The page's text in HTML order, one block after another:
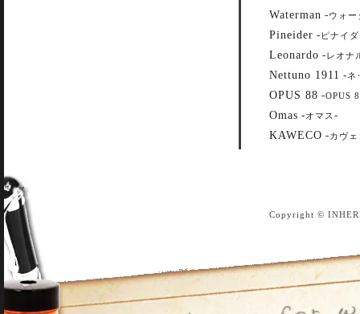
Waterman -ウォー
Pineider - ピナイ
Leonardo -レオナ
Nettuno 1911 -ネ
OPUS 88 -OPUS
Omas -オマス -
KAWECO -カヴェ
Copyright ©